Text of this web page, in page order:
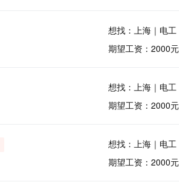
想找：上海｜电工
期望工资：2000
想找：上海｜电工
期望工资：2000
想找：上海｜电工
期望工资：2000